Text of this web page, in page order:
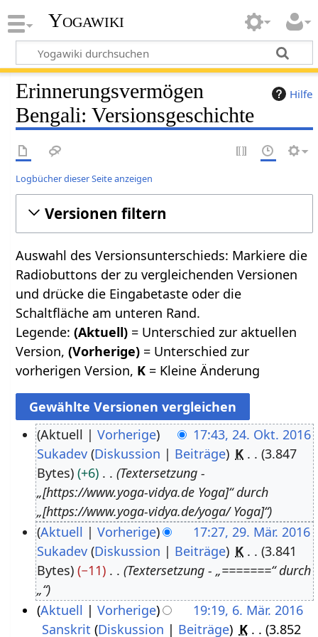
Yogawiki
Hilfe
Erinnerungsvermögen
Bengali: Versionsgeschichte
Logbücher dieser Seite anzeigen
Versionen filtern
Auswahl des Versionsunterschieds: Markiere die
Radiobuttons der zu vergleichenden Versionen
und drücke die Eingabetaste oder die
Schaltfläche am unteren Rand.
Legende:(Aktuell) = Unterschied zur aktuellen
Version,(Vorherige) = Unterschied zur
vorherigen Version, K = Kleine Änderung
k
e
Aktuell Vorherige
17:43, 24. Okt. 2016
Sukadev Diskussion Beiträge K
3.847
Bytes
+6
Textersetzung -
„[https://www.yoga-vidya.de Yoga]“ durch
„[https://www.yoga-vidya.de/yoga/ Yoga]“
M
Aktuell Vorherige
17:27, 29. Mär. 2016
Sukadev Diskussion Beiträge K
3.841
Bytes
−11
Textersetzung - „=======“ durch
„“
Aktuell Vorherige
19:19, 6. Mär. 2016
Sanskrit Diskussion Beiträge K 3.852